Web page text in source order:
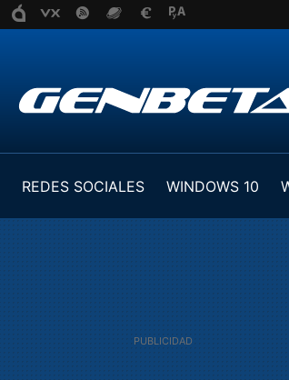
REDES SOCIALES WINDOWS 10